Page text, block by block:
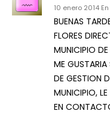
10 enero 2014 En
BUENAS
FLORES
MUNICIPIO
ME GUSTARIA
DE GESTION
MUNICIPIO,
EN